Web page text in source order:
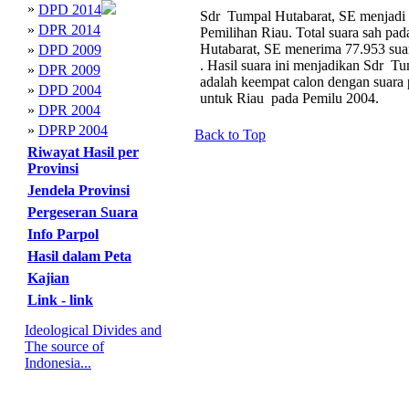
» DPD 2014
» DPR 2014
» DPD 2009
» DPR 2009
» DPD 2004
» DPR 2004
» DPRP 2004
Riwayat Hasil per
Provinsi
Jendela Provinsi
Pergeseran Suara
Info Parpol
Hasil dalam Peta
Kajian
Link - link
Ideological Divides and
The source of
Indonesia...
Sdr Tumpal Hutabarat, SE
Pemilihan Riau. Total suara sah
Hutabarat, SE menerima 77.953
. Hasil suara ini menjadikan Sdr
adalah keempat calon dengan
untuk Riau pada Pemilu 2004.
Back to Top